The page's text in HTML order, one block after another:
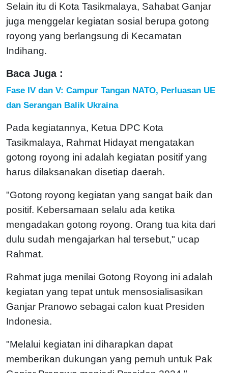
Selain itu di Kota Tasikmalaya, Sahabat Ganjar
juga menggelar kegiatan sosial berupa gotong
royong yang berlangsung di Kecamatan
Indihang.
Baca Juga :
Fase IV dan V: Campur Tangan NATO, Perluasan UE
dan Serangan Balik Ukraina
Pada kegiatannya, Ketua DPC Kota
Tasikmalaya, Rahmat Hidayat mengatakan
gotong royong ini adalah kegiatan positif yang
harus dilaksanakan disetiap daerah.
"Gotong royong kegiatan yang sangat baik dan
positif. Kebersamaan selalu ada ketika
mengadakan gotong royong. Orang tua kita dari
dulu sudah mengajarkan hal tersebut," ucap
Rahmat.
Rahmat juga menilai Gotong Royong ini adalah
kegiatan yang tepat untuk mensosialisasikan
Ganjar Pranowo sebagai calon kuat Presiden
Indonesia.
"Melalui kegiatan ini diharapkan dapat
memberikan dukungan yang pernuh untuk Pak